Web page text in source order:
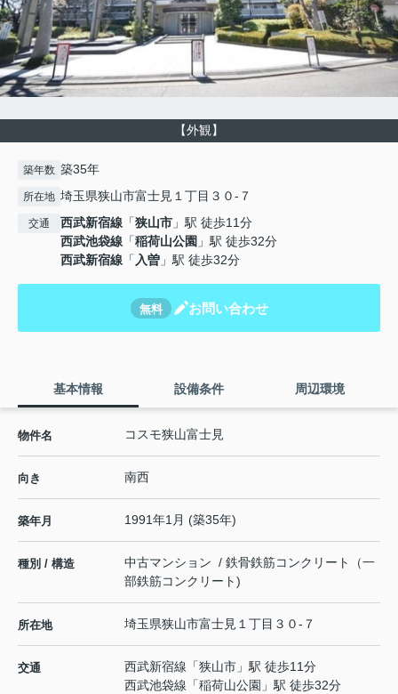
【外観】
築年数 築35年
所在地 埼玉県狭山市富士見１丁目３０-７
交通 西武新宿線 「狭山市 」駅 徒歩11分
西武池袋線 「稲荷山公園 」駅 徒歩32分
西武新宿線 「入曽 」駅 徒歩32分
無料 お問い合わせ
基本情報 設備条件 周辺環境
物件名 コスモ狭山富士見
向き 南西
築年月 1991年1月 (築35年)
種別 / 構造
中古マンション / 鉄骨鉄筋コンクリート（一
部鉄筋コンクリート)
所在地 埼玉県狭山市富士見１丁目３０-７
交通 西武新宿線 「狭山市 」駅 徒歩11分
西武池袋線 「稲荷山公園 」駅 徒歩32分